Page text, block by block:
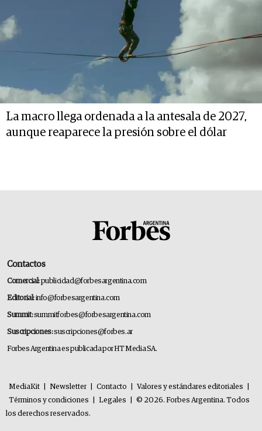
La macro llega ordenada a la antesala de 2027,
aunque reaparece la presión sobre el dólar
Contactos
Comercial:publicidad@forbesargentina.com
Editorial:info@forbesargentina.com
Summit:summitforbes@forbesargentina.com
Suscripciones:suscripciones@forbes.ar
Forbes Argentina es publicada por HT Media SA.
MediaKit Newsletter Contacto Valores y estándares editoriales
Términos y condiciones
Legales
© 2026. Forbes Argentina. Todos
los derechos reservados.